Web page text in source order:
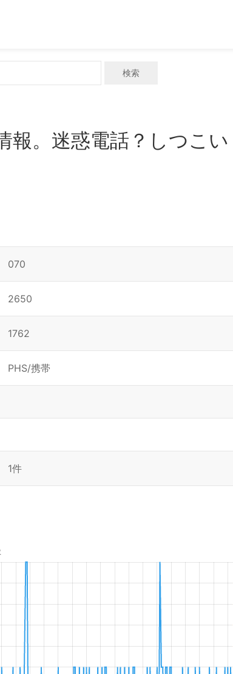
検索
報。迷惑電話？しつこい
070
2650
1762
PHS/携帯
1件